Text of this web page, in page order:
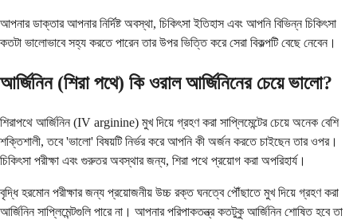
আপনার ডাক্তার আপনার নির্দিষ্ট অবস্থা, চিকিৎসা ইতিহাস এবং আপনি বিভিন্ন চিকিৎসা
কতটা ভালোভাবে সহ্য করতে পারেন তার উপর ভিত্তি করে সেরা বিকল্পটি বেছে নেবেন।
আর্জিনিন (শিরা পথে) কি ওরাল আর্জিনিনের চেয়ে ভালো?
শিরাপথে আর্জিনিন (IV arginine) মুখ দিয়ে গ্রহণ করা সাপ্লিমেন্টের চেয়ে অনেক বেশি
শক্তিশালী, তবে 'ভালো' বিষয়টি নির্ভর করে আপনি কী অর্জন করতে চাইছেন তার ওপর।
চিকিৎসা পরীক্ষা এবং গুরুতর অবস্থার জন্য, শিরা পথে প্রয়োগ করা অপরিহার্য।
বৃদ্ধি হরমোন পরীক্ষার জন্য প্রয়োজনীয় উচ্চ রক্ত ঘনত্বে পৌঁছাতে মুখ দিয়ে গ্রহণ করা
আর্জিনিন সাপ্লিমেন্টগুলি পারে না। আপনার পরিপাকতন্ত্র কতটুকু আর্জিনিন শোষিত হবে তা